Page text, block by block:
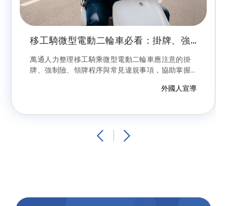
移工騎微型電動二輪車必看：掛牌、強
制險、罰則與領牌流程完整指南
萬通人力整理移工騎乘微型電動二輪車應注意的掛
牌、強制險、領牌程序與常見違規事項，協助掌握
外國人宣導